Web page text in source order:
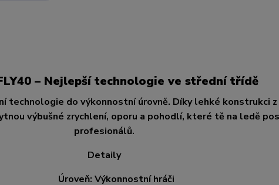
– Nejlepší technologie ve střední třídě
technologie do výkonnostní úrovně. Díky lehké konstrukci
výbušné zrychlení, oporu a pohodlí, které tě na ledě
profesionálů.
Detaily
Úroveň: Výkonnostní hráči